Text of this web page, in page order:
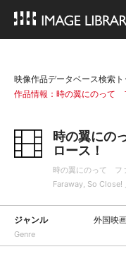
映像作品データベース検索ト
作品情報：時の翼にのって
時の翼にの
ロース！
時の翼にのって フ
Faraway, So Close!
ジャンル
Genre
外国映